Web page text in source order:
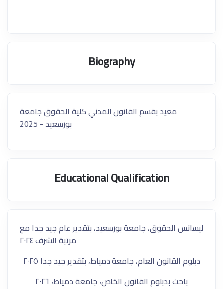
Biography
معيد بقسم القانون المدني كلية الحقوق جامعة
بورسعيد - 2025
Educational Qualification
ليسانس الحقوق، جامعة بورسعيد، بتقدير عام جيد جدا مع
مرتبة الشرف ٢٠٢٤
دبلوم القانون العام، جامعة دمياط، بتقدير جيد جدا ٢٠٢٥
باحث بدبلوم القانون الخاص، جامعة دمياط، ٢٠٢٦